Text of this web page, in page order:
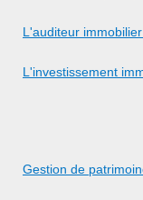
L'auditeur immobilier
L'investissement
Gestion de